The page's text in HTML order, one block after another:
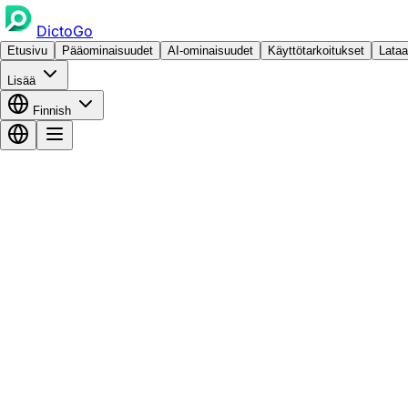
DictoGo
Etusivu Pääominaisuudet AI-ominaisuudet Käyttötarkoitukset Lataa
Lisää
Finnish